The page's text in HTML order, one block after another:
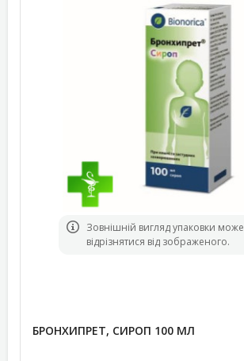
Зовнішній вигляд упаковки може
відрізнятися від зображеного.
БРОНХИПРЕТ, СИРОП 100 МЛ